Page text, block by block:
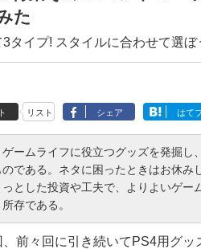
た
タイプ! スタイルに合わせて選ぼ
リスト シェア はて
ームライフに役立つグッズを発掘し
である。ネタに困ったときはお休み
とした投資や工夫で、よりよいゲー
存である。
前々回に引き続いてPS4用グッ